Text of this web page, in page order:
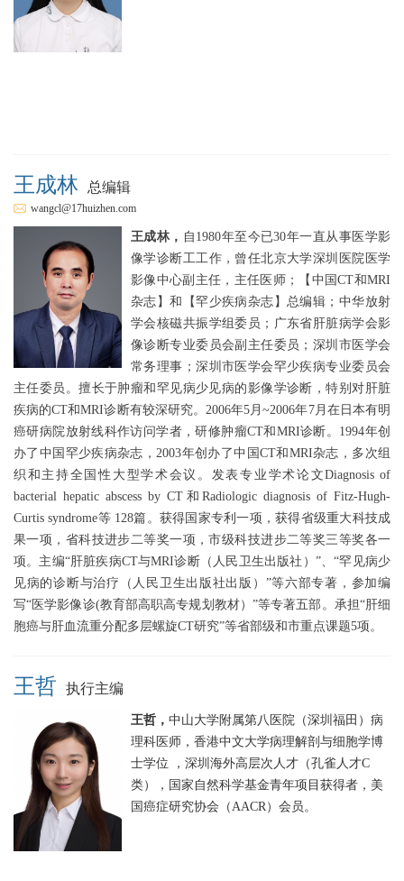
王成林 总编辑
wangcl@17huizhen.com
王成林， 自1980年至今已30年一直从事医学影
像学诊断工工作，曾任北京大学深圳医院医学
影像中心副主任，主任医师；【中国CT和MRI
杂志】和【罕少疾病杂志】总编辑；中华放射
学会核磁共振学组委员；广东省肝脏病学会影
像诊断专业委员会副主任委员；深圳市医学会
常务理事；深圳市医学会罕少疾病专业委员会
主任委员。擅长于肿瘤和罕见病少见病的影像学诊断，特别对肝脏
疾病的CT和MRI诊断有较深研究。2006年5月~2006年7月在日本有明
癌研病院放射线科作访问学者，研修肿瘤CT和MRI诊断。1994年创
办了中国罕少疾病杂志，2003年创办了中国CT和MRI杂志，多次组
织和主持全国性大型学术会议。发表专业学术论文Diagnosis of
bacterial hepatic abscess by CT和Radiologic diagnosis of Fitz-Hugh-
Curtis syndrome等 128篇。获得国家专利一项，获得省级重大科技成
果一项，省科技进步二等奖一项，市级科技进步二等奖三等奖各一
项。主编“肝脏疾病CT与MRI诊断（人民卫生出版社）”、“罕见病少
见病的诊断与治疗（人民卫生出版社出版）”等六部专著，参加编
写“医学影像诊(教育部高职高专规划教材）”等专著五部。承担“肝细
胞癌与肝血流重分配多层螺旋CT研究”等省部级和市重点课题5项。
王哲 执行主编
王哲， 中山大学附属第八医院（深圳福田）病
理科医师，香港中文大学病理解剖与细胞学博
士学位 ，深圳海外高层次人才（孔雀人才C
类），国家自然科学基金青年项目获得者，美
国癌症研究协会（AACR）会员。